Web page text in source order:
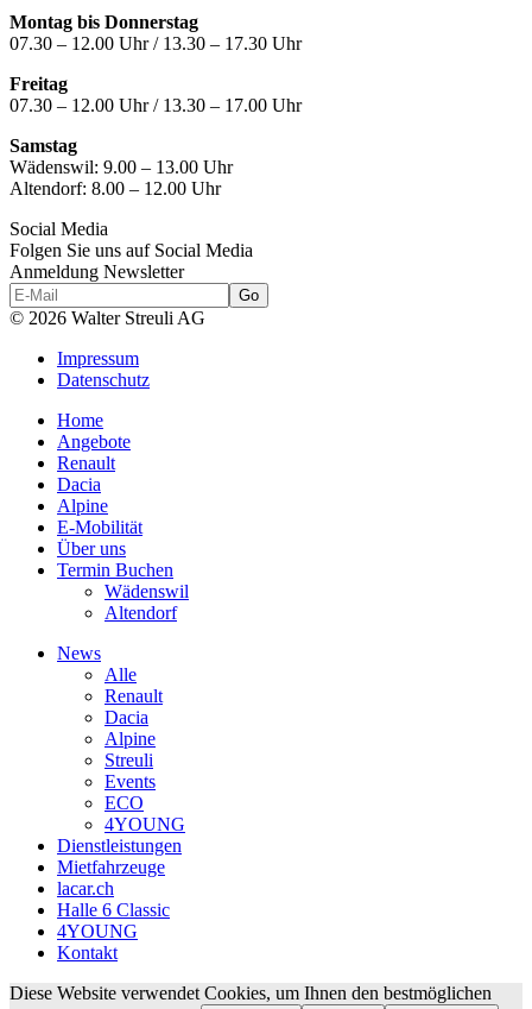
Montag bis Donnerstag
07.30 – 12.00 Uhr / 13.30 – 17.30 Uhr
Freitag
07.30 – 12.00 Uhr / 13.30 – 17.00 Uhr
Samstag
Wädenswil: 9.00 – 13.00 Uhr
Altendorf: 8.00 – 12.00 Uhr
Social Media
Folgen Sie uns auf Social Media
Anmeldung Newsletter
© 2026 Walter Streuli AG
Impressum
Datenschutz
Home
Angebote
Renault
Dacia
Alpine
E-Mobilität
Über uns
Termin Buchen
Wädenswil
Altendorf
News
Alle
Renault
Dacia
Alpine
Streuli
Events
ECO
4YOUNG
Dienstleistungen
Mietfahrzeuge
lacar.ch
Halle 6 Classic
4YOUNG
Kontakt
Diese Website verwendet Cookies, um Ihnen den bestmöglichen